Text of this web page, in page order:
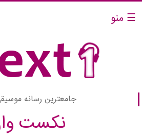
☰ منو
جامعترین رسانه
نکست